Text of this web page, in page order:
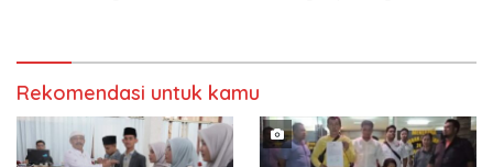
Tiongkok
Rekomendasi untuk kamu